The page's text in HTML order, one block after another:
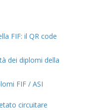
FIF: il QR code
dei diplomi della
FIF / ASI
circuitare